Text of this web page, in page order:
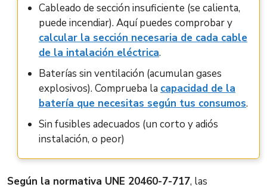
Cableado de sección insuficiente (se calienta,
puede incendiar). Aquí puedes comprobar y
calcular la sección necesaria de cada cable
de la intalación eléctrica.
Baterías sin ventilación (acumulan gases
explosivos). Comprueba la capacidad de la
batería que necesitas según tus consumos.
Sin fusibles adecuados (un corto y adiós
instalación, o peor)
Según la normativa UNE 20460-7-717, las